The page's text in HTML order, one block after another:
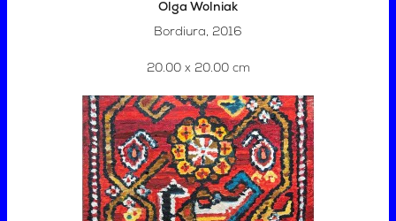
Olga Wolniak
Bordiura, 2016
20.00 x 20.00 cm